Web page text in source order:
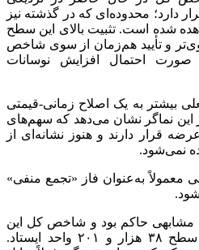
دارد؛ محدوده‌ای که در گذشته نیز
شده است. تثبیت بالای این سطح
و تأیید هم‌زمان از سوی شاخص
احتمال افزایش نوسانات
بیشتر به یک اصلاح زمانی-قیمتی
نماگر نشان می‌دهد که سهم‌های
قرار دارند و هنوز نشانه‌ای از
نمی‌شود.
معمولاً به‌عنوان فاز «تجمع منفی»
مشابهی حاکم بود و شاخص کل این
بازار با افت ۲۲۰ واحدی در سطح ۳۸ هزار و ۲۰۱ واحد ایستاد.